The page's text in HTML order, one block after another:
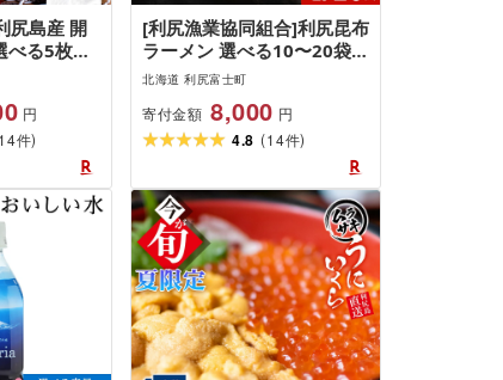
尻島産 開
べる5枚〜
ふるさ
北海道
円
14件)
[利尻漁業協同組合]利尻昆布
ラーメン 選べる10〜20袋セ
ット拉麺 らーめん 中華そば
北海道ふるさと納税 利尻富
士町 ふるさと納税 北海道
北海道 利尻富士町
寄付金額 8,000 円
4.8 (14件)